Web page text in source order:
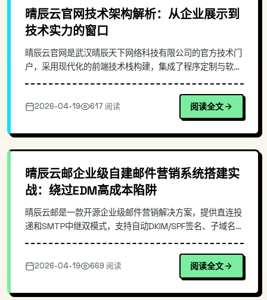
晴辰云官网技术架构解析：从企业展示到
技术实力的窗口
晴辰云官网是武汉晴辰天下网络科技有限公司的官方技术门
户，采用现代化的前端技术栈构建，集成了程序定制与软件
性能优化策略以及响应式实现方案，为企业官网开发提供可
复用的技术参考。
2026-04-19 617 阅读 阅读全文
晴辰云邮企业级自建邮件营销系统搭建实
战：绕过EDM高成本陷阱
晴辰云邮是一款开源企业级邮件营销解决方案，提供直连投
递和SMTP中继双模式，支持自动DKIM/SPF签名、子域名隔
通过Docker快速部署演示，教你如何用开源方案替代高昂
的EDM服务，实现邮件投递的自主可控。适合有邮件营销需
2026-04-19 669 阅读 阅读全文